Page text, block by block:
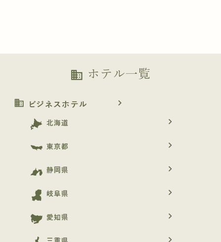
business ホテル一覧
business ビジネスホテル navigate_next
北海道 navigate_next
東京都 navigate_next
静岡県 navigate_next
岐阜県 navigate_next
愛知県 navigate_next
navigate_next